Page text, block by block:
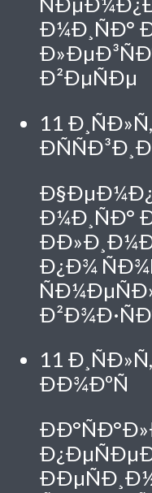
Ð¼Ð¸ÑÐ°
Ð²ÐµÑÐµ
11
Ð¼Ð¸ÑÐ°
Ð¿Ð¾
11
ÐÐ¾ÐºÑ